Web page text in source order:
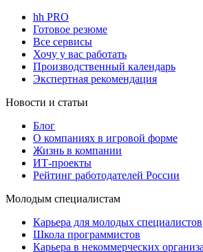
hh PRO
Готовое резюме
Все сервисы
Хочу у вас работать
Производственный календарь
Экспертная рекомендация
Новости и статьи
Блог
О компаниях в игровой форме
Жизнь в компании
ИТ-проекты
Рейтинг работодателей России
Молодым специалистам
Карьера для молодых специалистов
Школа программистов
Карьера в некоммерческих